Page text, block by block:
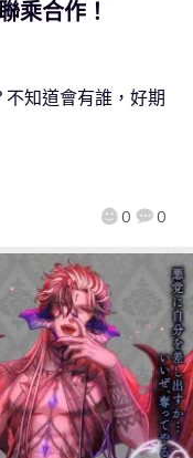
乘合作！
0 0
不知道會有誰，好期